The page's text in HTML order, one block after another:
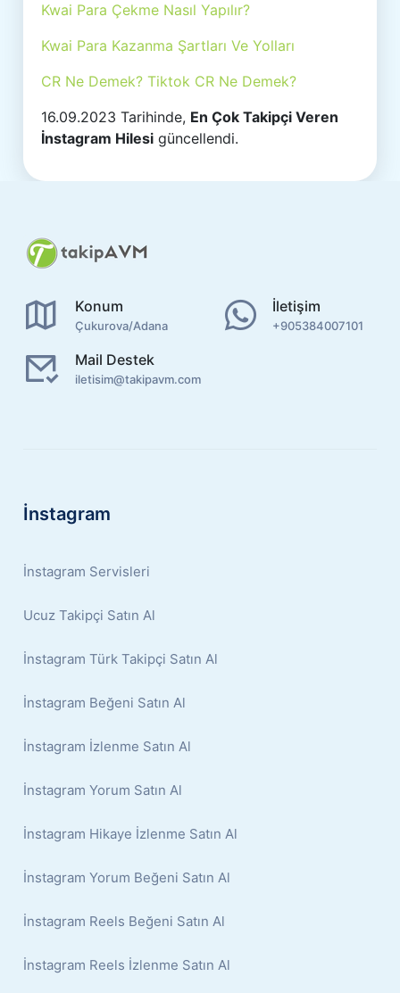
Kwai Para Çekme Nasıl Yapılır?
Kwai Para Kazanma Şartları Ve Yolları
CR Ne Demek? Tiktok CR Ne Demek?
16.09.2023 Tarihinde, En Çok Takipçi Veren
İnstagram Hilesi güncellendi.
Konum
Çukurova/Adana
İletişim
+905384007101
Mail Destek
iletisim@takipavm.com
İnstagram
İnstagram Servisleri
Ucuz Takipçi Satın Al
İnstagram Türk Takipçi Satın Al
İnstagram Beğeni Satın Al
İnstagram İzlenme Satın Al
İnstagram Yorum Satın Al
İnstagram Hikaye İzlenme Satın Al
İnstagram Yorum Beğeni Satın Al
İnstagram Reels Beğeni Satın Al
İnstagram Reels İzlenme Satın Al